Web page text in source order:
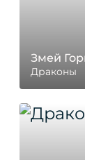
Змей
Драконы